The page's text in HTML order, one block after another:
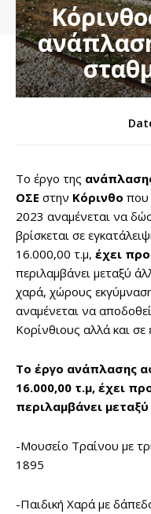
Το έργο της
ΟΣΕ στην Κόρινθο που
2023 αναμένεται να
βρίσκεται σε
16.000,00 τ.μ, έχει
περιλαμβάνει μεταξύ
χαρά, χώρους
αναμένεται να
Κορίνθιους αλλά και σε
Το έργο ανάπλασης
16.000,00 τ.μ, έχει
περιλαμβάνει
-Μουσείο Τραίνου με
1895
-Παιδική Χαρά με